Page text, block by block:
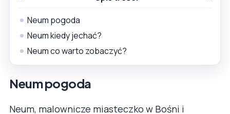
Neum pogoda
Neum kiedy jechać?
Neum co warto zobaczyć?
Neum pogoda
Neum, malownicze miasteczko w Bośni i